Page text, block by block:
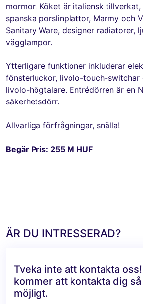
mormor. Köket är italiensk
spanska porslinplattor, Marmy och
Sanitary Ware, designer radiatorer,
vägglampor.
Ytterligare funktioner inkluderar
fönsterluckor, livolo-touch-switchar
livolo-högtalare. Entrédörren är en
säkerhetsdörr.
Allvarliga förfrågningar, snälla!
Begär Pris: 255 M HUF
ÄR DU INTRESSERAD?
Tveka inte att kontakta
kommer att kontakta dig
möjligt.